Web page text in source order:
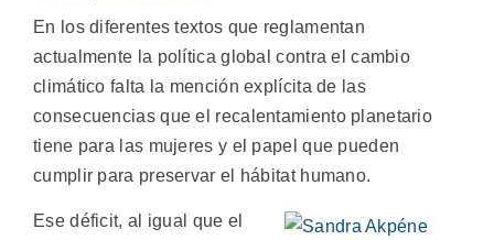
En los diferentes textos que reglamentan
actualmente la política global contra el cambio
climático falta la mención explícita de las
consecuencias que el recalentamiento planetario
tiene para las mujeres y el papel que pueden
cumplir para preservar el hábitat humano.
Ese déficit, al igual que el